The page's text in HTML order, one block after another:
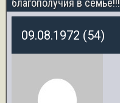
благополучия в семье!!!
09.08.1972 (54)